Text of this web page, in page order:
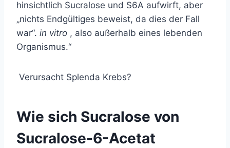
hinsichtlich Sucralose und S6A aufwirft, aber
„nichts Endgültiges beweist, da dies der Fall
war“. in vitro , also außerhalb eines lebenden
Organismus.“
Verursacht Splenda Krebs?
Wie sich Sucralose von
Sucralose-6-Acetat